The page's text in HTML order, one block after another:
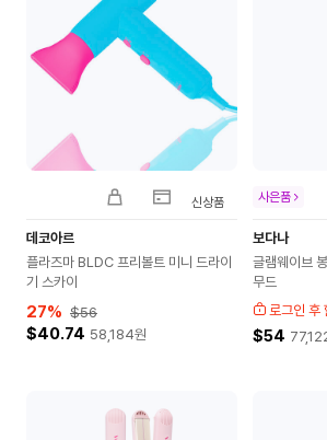
데코아르
플라즈마 BLDC 프리볼트 미니 드라이
기 스카이
27% $56
$40.74 58,184원
신상품
보다나
글램웨이브
무드
로그인 후
$54
사은품